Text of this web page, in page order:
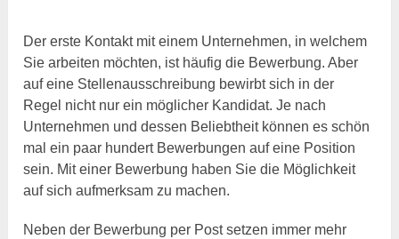
Der erste Kontakt mit einem Unternehmen, in welchem
Sie arbeiten möchten, ist häufig die Bewerbung. Aber
auf eine Stellenausschreibung bewirbt sich in der
Regel nicht nur ein möglicher Kandidat. Je nach
Unternehmen und dessen Beliebtheit können es schön
mal ein paar hundert Bewerbungen auf eine Position
sein. Mit einer Bewerbung haben Sie die Möglichkeit
auf sich aufmerksam zu machen.
Neben der Bewerbung per Post setzen immer mehr